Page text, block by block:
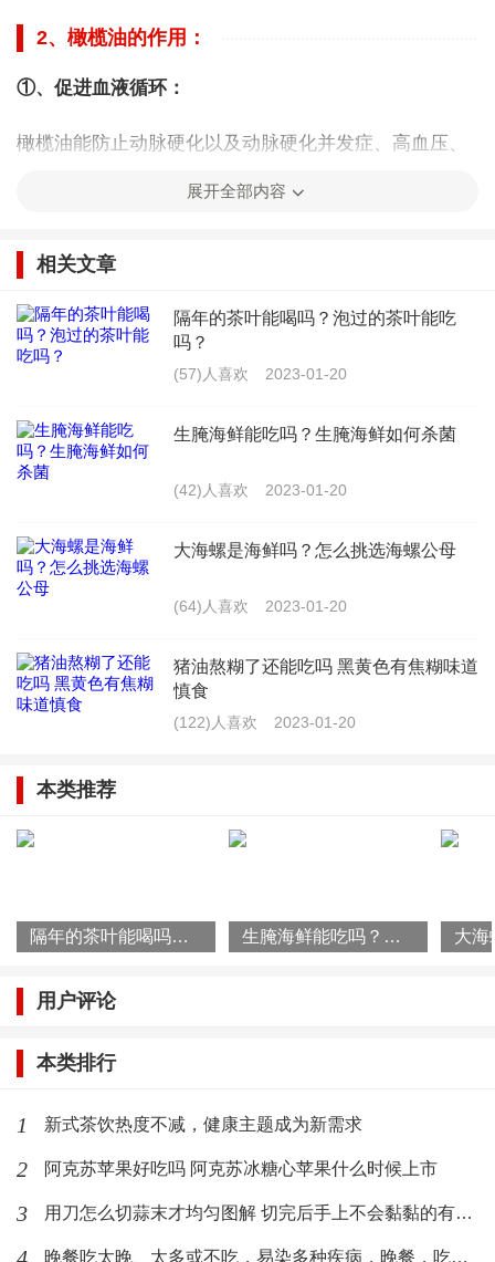
2、橄榄油的作用：
①、促进血液循环：
橄榄油能防止动脉硬化以及动脉硬化并发症、高血压、
心脏病、心力衰竭、肾衰竭、脑出血。
富的维生素A、D、E、F、K和胡萝卜素等脂溶性维生素
及抗氧化物等多种成分，并且不含胆固醇，因而人体消
肠溃疡等病的功能；并可刺激胆汁分泌，激化胰酶的活
力，使油脂降解，被肠黏膜吸收，以减少胆囊炎和胆结
③、保护皮肤：
酸，吸收迅速，有效保持皮肤弹性和润泽；橄榄油中所
含丰富的单不饱和脂肪酸和维生素E、K、A、D等及酚
肤护发和防治手足皴裂等功效，是可以“吃”的美容护肤
品，另外用橄榄油涂抹皮肤能抗击紫外线防止皮肤癌。
橄榄油能提高生物体的新陈代谢功能。目前橄榄油已成
矿物质的吸收如钙、磷、锌等，可以促进骨骼生长，另
外ω－3脂肪酸有助于保持骨密度，减少因自由基（高活
性分子）造成的骨骼疏松。
展开全部内容
相关文章
隔年的茶叶能喝吗？泡过的茶叶能吃
吗？
(57)人喜欢 2023-01-20
生腌海鲜能吃吗？生腌海鲜如何杀菌
(42)人喜欢 2023-01-20
大海螺是海鲜吗？怎么挑选海螺公母
(64)人喜欢 2023-01-20
猪油熬糊了还能吃吗 黑黄色有焦糊味道
慎食
(122)人喜欢 2023-01-20
本类推荐
隔年的茶叶能喝吗？泡过的茶叶能吃吗？ 生腌海鲜能吃吗？生腌海鲜如何杀菌
用户评论
本类排行
1 新式茶饮热度不减，健康主题成为新需求
2 阿克苏苹果好吃吗 阿克苏冰糖心苹果什么时候上市
3 用刀怎么切蒜末才均匀图解 切完后手上不会黏黏的有臭味
晚餐吃太晚、太多或不吃，易染多种疾病，晚餐，吃或者不吃？